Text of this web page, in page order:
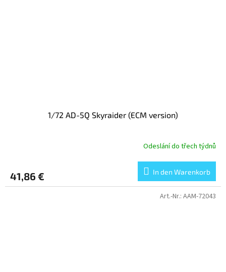
1/72 AD-5Q Skyraider (ECM version)
Odeslání do třech týdnů
41,86 € In den Warenkorb
Art.-Nr.: AAM-72043